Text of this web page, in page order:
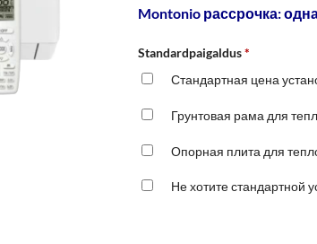
Montonio рассрочка:
Standardpaigaldus *
Стандартная цена
Грунтовая рама для
Опорная плита для
Не хотите стандартной